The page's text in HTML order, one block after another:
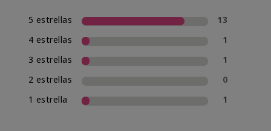
5 estrellas
13
4 estrellas
1
3 estrellas
1
2 estrellas
0
1 estrella
1